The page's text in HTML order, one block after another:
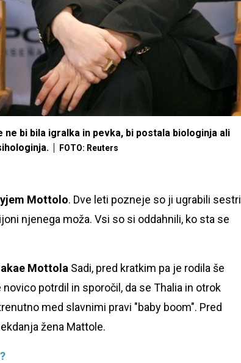
ne bi bila igralka in pevka, bi postala biologinja ali
FOTO: Reuters
Mottolo. Dve leti pozneje so ji ugrabili sestri
njenega moža. Vsi so si oddahnili, ko sta se
Mottola Sadi, pred kratkim pa je rodila še
potrdil in sporočil, da se Thalia in otrok
med slavnimi pravi "baby boom". Pred
žena Mattole.